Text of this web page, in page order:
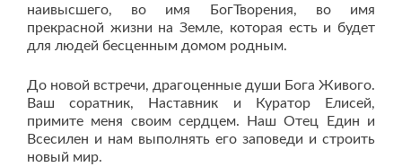
наивысшего, во имя БогТворения, во имя
прекрасной жизни на Земле, которая есть и будет
для людей бесценным домом родным.
До новой встречи, драгоценные души Бога Живого.
Ваш соратник, Наставник и Куратор Елисей,
примите меня своим сердцем. Наш Отец Един и
Всесилен и нам выполнять его заповеди и строить
новый мир.